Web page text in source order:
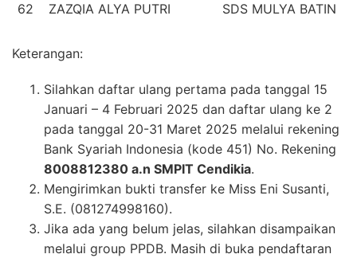
62
ZAZQIA ALYA PUTRI SDS MULYA BATIN
Keterangan:
Silahkan daftar ulang pertama pada tanggal 15
Januari – 4 Februari 2025 dan daftar ulang ke 2
pada tanggal 20-31 Maret 2025 melalui rekening
Bank Syariah Indonesia (kode 451) No. Rekening
8008812380 a.n SMPIT Cendikia.
Mengirimkan bukti transfer ke Miss Eni Susanti,
S.E. (081274998160).
Jika ada yang belum jelas, silahkan disampaikan
melalui group PPDB. Masih di buka pendaftaran